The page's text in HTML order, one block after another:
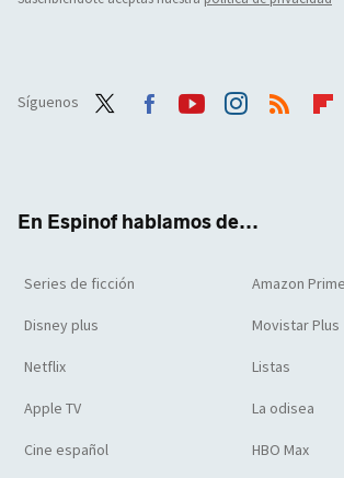
Síguenos
En Espinof hablamos de...
Series de ficción Amazon
Disney plus Movistar Plus
Netflix Listas
Apple TV La odisea
Cine español HBO Max